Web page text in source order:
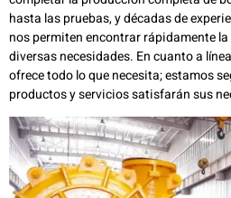
hasta las pruebas, y décadas de
nos permiten encontrar rápidamente
diversas necesidades. En cuanto a
ofrece todo lo que necesita; estamos
productos y servicios satisfarán sus